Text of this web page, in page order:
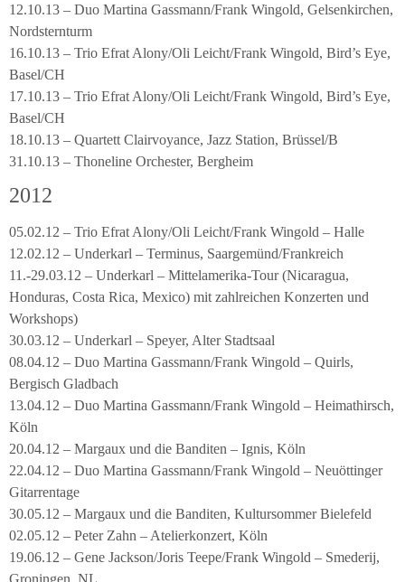
12.10.13 – Duo Martina Gassmann/Frank Wingold, Gelsenkirchen,
Nordsternturm
16.10.13 – Trio Efrat Alony/Oli Leicht/Frank Wingold, Bird’s Eye,
Basel/CH
17.10.13 – Trio Efrat Alony/Oli Leicht/Frank Wingold, Bird’s Eye,
Basel/CH
18.10.13 – Quartett Clairvoyance, Jazz Station, Brüssel/B
31.10.13 – Thoneline Orchester, Bergheim
2012
05.02.12 – Trio Efrat Alony/Oli Leicht/Frank Wingold – Halle
12.02.12 – Underkarl – Terminus, Saargemünd/Frankreich
11.-29.03.12 – Underkarl – Mittelamerika-Tour (Nicaragua,
Honduras, Costa Rica, Mexico) mit zahlreichen Konzerten und
Workshops)
30.03.12 – Underkarl – Speyer, Alter Stadtsaal
08.04.12 – Duo Martina Gassmann/Frank Wingold – Quirls,
Bergisch Gladbach
13.04.12 – Duo Martina Gassmann/Frank Wingold – Heimathirsch,
Köln
20.04.12 – Margaux und die Banditen – Ignis, Köln
22.04.12 – Duo Martina Gassmann/Frank Wingold – Neuöttinger
Gitarrentage
30.05.12 – Margaux und die Banditen, Kultursommer Bielefeld
02.05.12 – Peter Zahn – Atelierkonzert, Köln
19.06.12 – Gene Jackson/Joris Teepe/Frank Wingold – Smederij,
Groningen, NL